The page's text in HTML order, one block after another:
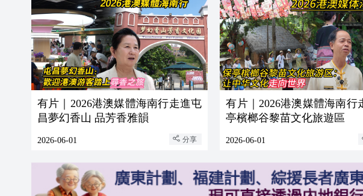
有片｜2026港澳媒體海南行走進屯
昌夢幻香山 品芳香雅韻
2026-06-01 分享
有片｜2026港澳媒體海南行
亭檳榔谷黎苗文化旅遊區
2026-06-01